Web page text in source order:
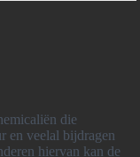
die
en veelal bijdragen
hiervan kan de